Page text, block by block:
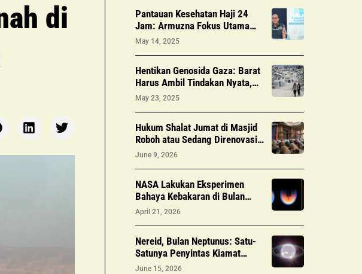
di
Pantauan Kesehatan Haji 24
Jam: Armuzna Fokus Utama
Berbasis Data
May 14, 2025
Hentikan Genosida Gaza: Barat
Harus Ambil Tindakan Nyata,
Bukan Sekadar Kata-kata
May 23, 2025
Hukum Shalat Jumat di Masjid
Roboh atau Sedang Direnovasi:
Apakah Sah? Berikut Dalil dan
June 9, 2026
NASA Lakukan Eksperimen
Bahaya Kebakaran di Bulan
untuk Misi Masa Depan
April 21, 2026
Nereid, Bulan Neptunus: Satu-
Satunya Penyintas Kiamat
Sistem Bulan
June 15, 2026